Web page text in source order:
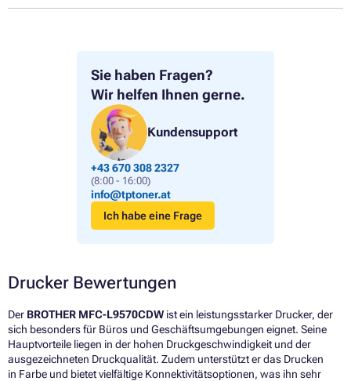
Sie haben Fragen?
Wir helfen Ihnen gerne.
Kundensupport
+43 670 308 2327
(8:00 - 16:00)
info@tptoner.at
Ich habe eine Frage
Drucker Bewertungen
Der BROTHER MFC-L9570CDW ist ein leistungsstarker Drucker, der
sich besonders für Büros und Geschäftsumgebungen eignet. Seine
Hauptvorteile liegen in der hohen Druckgeschwindigkeit und der
ausgezeichneten Druckqualität. Zudem unterstützt er das Drucken
in Farbe und bietet vielfältige Konnektivitätsoptionen, was ihn sehr